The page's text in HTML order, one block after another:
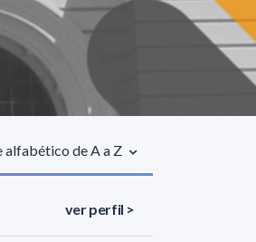
de A a Z
ver perfil >